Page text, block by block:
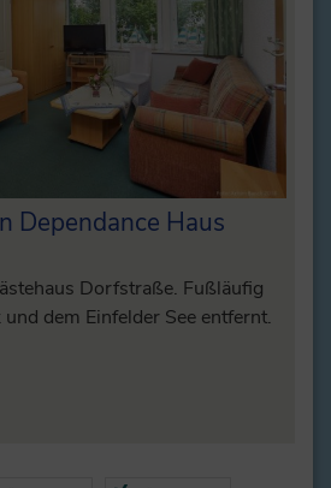
Dependance Haus
Dorfstraße. Fußläufig
dem Einfelder See entfernt.